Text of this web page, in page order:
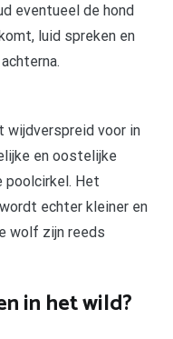
eventueel de hond
luid spreken en
voor in
en oostelijke
poolcirkel. Het
echter kleiner en
wolf zijn reeds
in het wild?